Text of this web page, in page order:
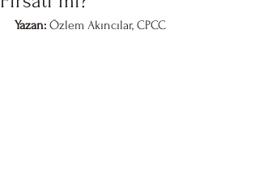
Yazan: Özlem Akıncılar, CPCC